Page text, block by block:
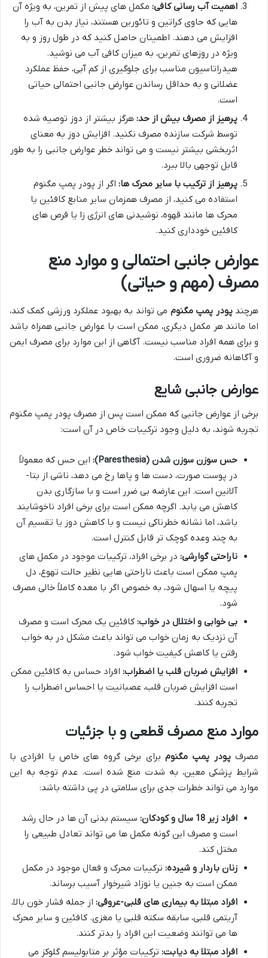
اهمیت آب رسانی کافی: مکمل های پیش از تمرین، به ویژه آن
هایی که حاوی کراتین و تائورین هستند، نیاز بدن به آب را
افزایش می دهند. اطمینان حاصل کنید که در طول روز و به
ویژه در روزهای تمرین، به میزان کافی آب می نوشید.
هیدراتاسیون مناسب برای جلوگیری از کم آبی، حفظ عملکرد
عضلانی و به حداقل رساندن عوارض جانبی احتمالی حیاتی
است.
پرهیز از مصرف بیش از حد: هرگز بیشتر از دوز توصیه شده
توسط شرکت سازنده مصرف نکنید. افزایش دوز به معنای
اثربخشی بیشتر نیست و می تواند خطر عوارض جانبی را به طور
قابل توجهی بالا ببرد.
پرهیز از ترکیب با سایر محرک ها: اگر از پودر پمپ مگنوم
استفاده می کنید، از مصرف همزمان سایر منابع کافئین یا
محرک ها مانند قهوه، نوشیدنی های انرژی زا یا قرص های
کافئین خودداری کنید.
عوارض جانبی احتمالی و موارد منع
مصرف (مهم و حیاتی)
هرچندپودر پمپ مگنوم می تواند به بهبود عملکرد ورزشی کمک کند،
اما مانند هر مکمل دیگری، ممکن است با عوارض جانبی همراه باشد
و برای همه افراد مناسب نیست. آگاهی از این موارد برای مصرف ایمن
و آگاهانه ضروری است.
عوارض جانبی شایع
برخی از عوارض جانبی که ممکن است پس از مصرف پودر پمپ مگنوم
تجربه شوند، به دلیل وجود ترکیبات خاص در آن است:
حس سوزن سوزن شدن (Paresthesia):
این حس که معمولاً
در پوست صورت، دست ها و پاها رخ می دهد، ناشی از بتا-
آلانین است. این عارضه بی ضرر است و با سازگاری بدن
کاهش می یابد. اگرچه ممکن است برای برخی افراد ناخوشایند
باشد، اما نشانه خطرناکی نیست و با کاهش دوز یا تقسیم آن
به چند وعده کوچک تر قابل کنترل است.
ناراحتی گوارشی: در برخی افراد، ترکیبات موجود در مکمل های
پمپ ممکن است باعث ناراحتی هایی نظیر حالت تهوع، دل
پیچه یا اسهال شود، به خصوص اگر با معده کاملاً خالی مصرف
شود.
بی خوابی و اختلال در خواب: کافئین یک محرک است و مصرف
آن نزدیک به زمان خواب می تواند باعث مشکل در به خواب
رفتن یا کاهش کیفیت خواب شود.
افزایش ضربان قلب یا اضطراب: افراد حساس به کافئین ممکن
است افزایش ضربان قلب، عصبانیت یا احساس اضطراب را
تجربه کنند.
موارد منع مصرف قطعی و با جزئیات
مصرفپودر پمپ مگنوم برای برخی گروه های خاص یا افرادی با
شرایط پزشکی معین، به شدت منع شده است. عدم توجه به این
موارد می تواند خطرات جدی برای سلامتی در پی داشته باشد:
افراد زیر 18 سال و کودکان:
سیستم بدنی آن ها در حال رشد
است و مصرف این گونه مکمل ها می تواند تعادل طبیعی را
مختل کند.
زنان باردار و شیرده: ترکیبات محرک و فعال موجود در مکمل
ممکن است به جنین یا نوزاد شیرخوار آسیب برساند.
افراد مبتلا به بیماری های قلبی-عروقی: از جمله فشار خون بالا،
آریتمی قلبی، سابقه سکته قلبی یا مغزی. کافئین و سایر محرک
ها می توانند وضعیت این افراد را بدتر کنند.
افراد مبتلا به دیابت: ترکیبات مؤثر بر متابولیسم گلوکز می